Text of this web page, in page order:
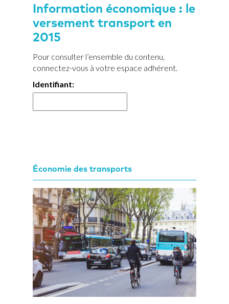
Information économique : le
versement transport en
2015
Pour consulter l’ensemble du contenu,
connectez-vous à votre espace adhérent.
Identifiant:
Économie des transports